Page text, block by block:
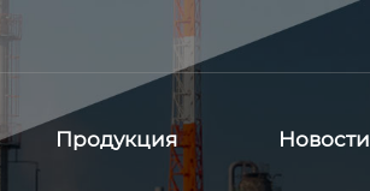
Продукция Новости